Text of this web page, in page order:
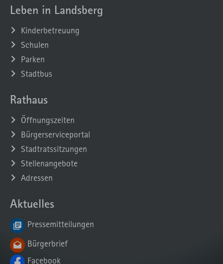
Leben in Landsberg
Kinderbetreuung
Schulen
Parken
Stadtbus
Rathaus
Öffnungszeiten
Bürgerserviceportal
Stadtratssitzungen
Stellenangebote
Adressen
Aktuelles
Pressemitteilungen
Bürgerbrief
Facebook